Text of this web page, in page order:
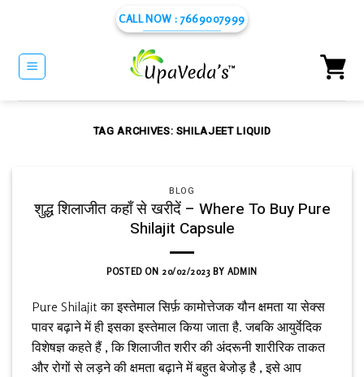
content
CALL NOW : 7669007999
TAG ARCHIVES: SHILAJEET LIQUID
BLOG
शुद्ध शिलाजीत कहाँ से खरीदें – Where To Buy Pure
Shilajit Capsule
POSTED ON 20/02/2023BY ADMIN
Pure Shilajit का इस्तेमाल सिर्फ़ कामोत्तेजक यौन क्षमता या सेक्स
पावर बढ़ाने में ही इसका इस्तेमाल किया जाता है. जबकि आयुर्वेदिक
विशेषज्ञ कहते हैं , कि शिलाजीत शरीर की अंदरूनी शारीरिक ताकत
और रोगों से लड़ने की क्षमता बढ़ाने में बहुत बेजोड़ है , इसे आप